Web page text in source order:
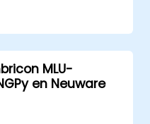
te
zijn tegen
te passen voor het
modellen in edge-
MLU-
en Neuware